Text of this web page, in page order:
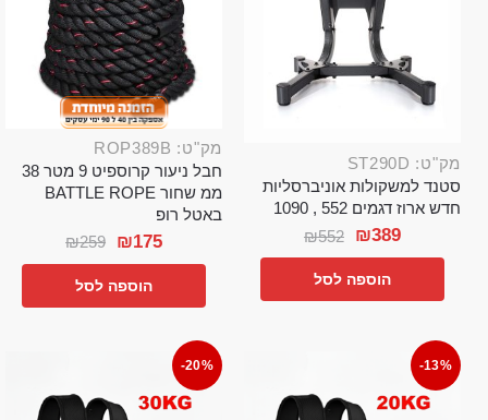
מק"ט: ST290D
סטנד למשקולות אוניברסליות
חדש ארוז דגמים 552 , 1090
₪552 ₪389
הוספה לסל
מק"ט: ROP389B
חבל ניעור קרוספיט 9 מטר 38
ממ שחור BATTLE ROPE
באטל רופ
₪259 ₪175
הוספה לסל
-13%
-20%